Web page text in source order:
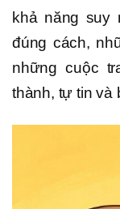
khả năng suy
đúng cách,
những cuộc
thành, tự tin và